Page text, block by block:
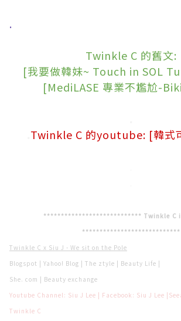
.
Twinkle C 的舊文:
[我要做韓妹~ Touch in SOL
[MediLASE 專業不尷尬-
Twinkle C 的youtube: [韓式
**************************** Twinkle C
****************************
Twinkle C x Siu J - We sit on the Pole
Blogspot | Yahoo! Blog | The ztyle | Beauty Life |
She. com | Beauty exchange
Youtube Channel: Siu J Lee | Facebook: Siu J Lee |
Twinkle C